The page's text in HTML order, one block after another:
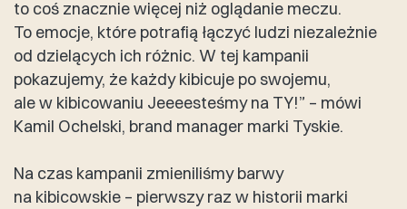
to coś znacznie więcej niż oglądanie meczu.
To emocje, które potrafią łączyć ludzi niezależnie
od dzielących ich różnic. W tej kampanii
pokazujemy, że każdy kibicuje po swojemu,
ale w kibicowaniu Jeeeesteśmy na TY!” – mówi
Kamil Ochelski, brand manager marki Tyskie.
Na czas kampanii zmieniliśmy barwy
na kibicowskie – pierwszy raz w historii marki